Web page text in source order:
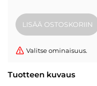
Valitse ominaisuus.
Tuotteen kuvaus